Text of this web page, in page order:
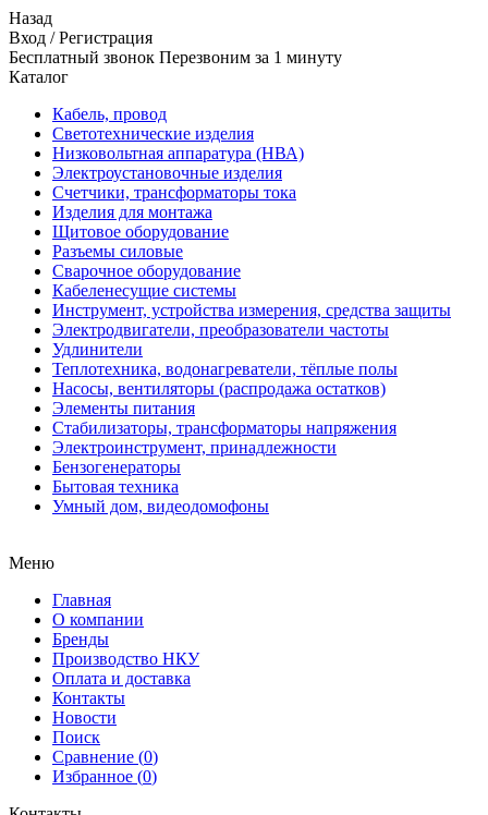
Назад
Вход /Регистрация
Бесплатный звонок Перезвоним за 1 минуту
Каталог
Кабель, провод
Светотехнические изделия
Низковольтная аппаратура (НВА)
Электроустановочные изделия
Счетчики, трансформаторы тока
Изделия для монтажа
Щитовое оборудование
Разъемы силовые
Сварочное оборудование
Кабеленесущие системы
Инструмент, устройства измерения, средства защиты
Электродвигатели, преобразователи частоты
Удлинители
Теплотехника, водонагреватели, тёплые полы
Насосы, вентиляторы (распродажа остатков)
Элементы питания
Стабилизаторы, трансформаторы напряжения
Электроинструмент, принадлежности
Бензогенераторы
Бытовая техника
Умный дом, видеодомофоны
Меню
Главная
О компании
Бренды
Производство НКУ
Оплата и доставка
Контакты
Новости
Поиск
Сравнение (0)
Избранное (0)